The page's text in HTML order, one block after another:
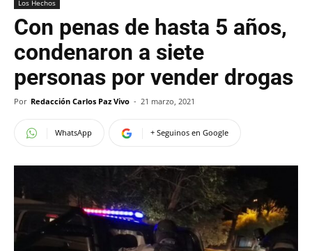
Los Hechos
Con penas de hasta 5 años,
condenaron a siete
personas por vender drogas
Por Redacción Carlos Paz Vivo - 21 marzo, 2021
WhatsApp + Seguinos en Google